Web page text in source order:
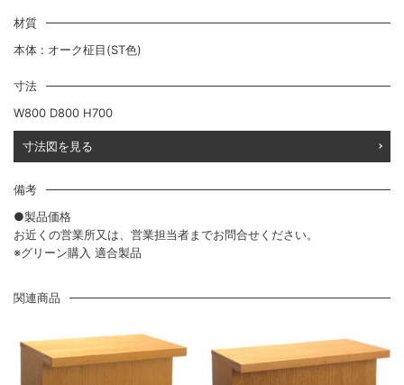
材質
本体 : オーク柾目(ST色)
寸法
W800 D800 H700
寸法図を見る
備考
●製品価格
お近くの営業所又は、営業担当者までお問合せください。
※グリーン購入 適合製品
関連商品